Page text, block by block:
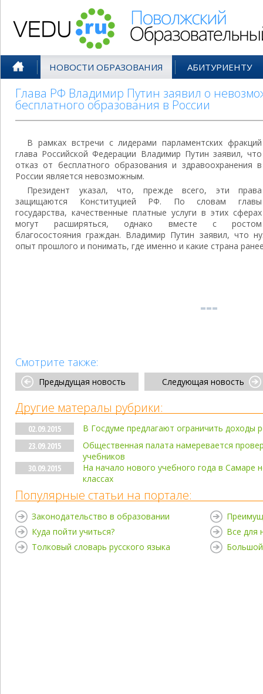
НОВОСТИ ОБРАЗОВАНИЯ АБИТУРИЕНТУ
Глава РФ Владимир Путин заявил о
бесплатного образования в России
В рамках встречи с лидерами парламентских фракций
глава Российской Федерации Владимир Путин заявил, что
отказ от бесплатного образования и здравоохранения в
России является невозможным.
Президент указал, что, прежде всего, эти права
защищаются Конституцией РФ. По словам главы
государства, качественные платные услуги в этих сферах
могут расширяться, однако вместе с ростом
благосостояния граждан. Владимир Путин заявил, что
опыт прошлого и понимать, где именно и какие страна
Смотрите также:
Предыдущая новость Следующая новость
Другие матералы рубрики:
02.09.2015
В Госдуме предлагают ограничить доходы
23.09.2015
Общественная палата намеревается
учебников
30.09.2015
На начало нового учебного года в Самаре
классах
Популярные статьи на портале:
Законодательство в образовании
Куда пойти учиться?
Толковый словарь русского языка
Все для
Большой